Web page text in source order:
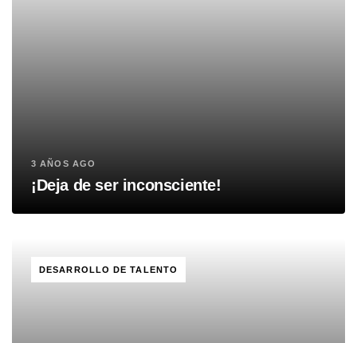
3 AÑOS AGO
¡Deja de ser inconsciente!
DESARROLLO DE TALENTO